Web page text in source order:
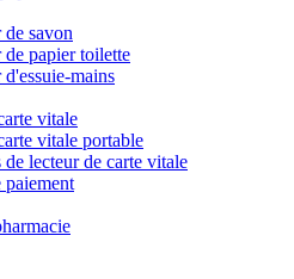
savon
papier toilette
mains
vitale
vitale portable
de lecteur de carte vitale
paiement